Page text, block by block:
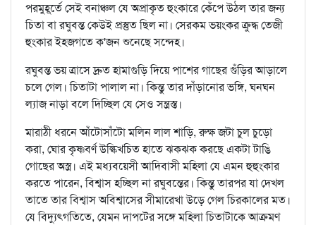
পরমুহূর্তে সেই বনাঞ্চল যে অপ্রাকৃত হুংকারে কেঁপে উঠল তার জন্য
চিতা বা রঘুবন্ত কেউই প্রস্তুত ছিল না। সেরকম ভয়ংকর ক্রুদ্ধ তেজী
হুংকার ইহজগতে ক'জন শুনেছে সন্দেহ।
রঘুবন্ত ভয় ত্রাসে দ্রুত হামাগুড়ি দিয়ে পাশের গাছের গুঁড়ির আড়ালে
চলে গেল। চিতাটা পালাল না। কিন্তু তার দাঁড়ানোর ভঙ্গি, ঘনঘন
ল্যাজ নাড়া বলে দিচ্ছিল যে সেও সন্ত্রস্ত।
মারাঠী ধরনে আঁটোসাঁটো মলিন লাল শাড়ি, রুক্ষ জটা চুল চুড়ো
করা, ঘোর কৃষ্ণবর্ণ উল্কিখচিত হাতে ঝকঝক করছে একটা টাঙি
গোছের অস্ত্র। এই মধ্যবয়েসী আদিবাসী মহিলা যে এমন হুহুংকার
করতে পারেন, বিশ্বাস হচ্ছিল না রঘুবন্তের। কিন্তু তারপর যা দেখল
তাতে তার বিশ্বাস অবিশ্বাসের সীমারেখা উড়ে গেল চিরকালের মত।
যে বিদ্যুৎগতিতে, যেমন দাপটের সঙ্গে মহিলা চিতাটাকে আক্রমণ